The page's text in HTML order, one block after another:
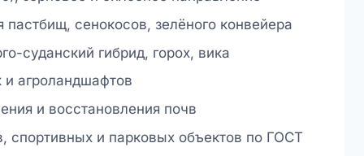
сенокосов, зелёного конвейера
суданский гибрид, горох, вика
агроландшафтов
и восстановления почв
спортивных и парковых объектов по ГОСТ